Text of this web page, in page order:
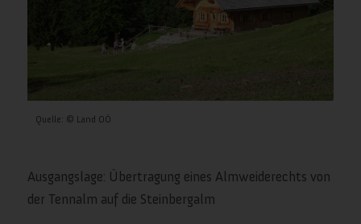
Quelle: © Land OÖ
Ausgangslage: Übertragung eines Almweiderechts von
der Tennalm auf die Steinbergalm